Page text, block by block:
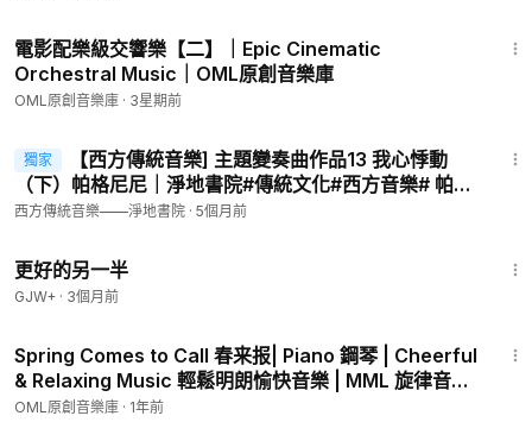
會員專享
電影配樂級交響樂【二】｜Epic Cinematic
Orchestral Music｜OML原創音樂庫
OML原創音樂庫 · 3星期前
獨家
【西方傳統音樂] 主題變奏曲作品13 我心悸動
（下）帕格尼尼｜淨地書院#傳統文化#西方音樂# 帕格
尼尼
西方傳統音樂——淨地書院 · 5個月前
更好的另一半
GJW+ · 3個月前
Spring Comes to Call 春来报| Piano 鋼琴 | Cheerful
& Relaxing Music 輕鬆明朗愉快音樂 | MML 旋律音樂
庫 BGM
OML原創音樂庫 · 1年前